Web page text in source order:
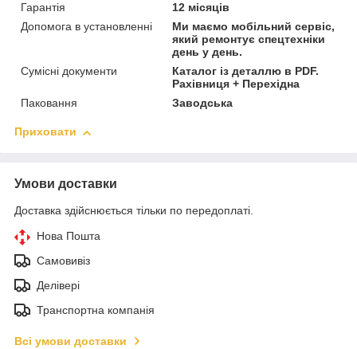
Гарантія
12 місяців
Допомога в установленні
Ми маємо мобільний сервіс,
який ремонтує спецтехніки
день у день.
Сумісні документи
Каталог із деталлю в PDF.
Рахівниця + Перехідна
Паковання
Заводська
Приховати
Умови доставки
Доставка здійснюється тільки по передоплаті.
Нова Пошта
Самовивіз
Делівері
Транспортна компанія
Всі умови доставки